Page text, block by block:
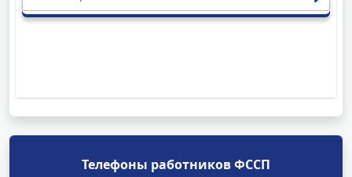
Телефоны работников ФССП